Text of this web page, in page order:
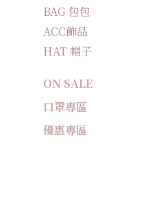
BAG 包包
ACC飾品
HAT 帽子
ON SALE
口罩專區
優惠專區